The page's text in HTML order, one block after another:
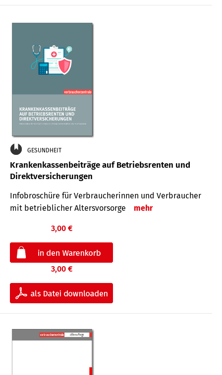
GESUNDHEIT
Krankenkassenbeiträge auf Betriebsrenten und
Direktversicherungen
Infobroschüre für Verbraucherinnen und Verbraucher
mit betrieblicher Altersvorsorge
mehr
3,00 €
3,00 €